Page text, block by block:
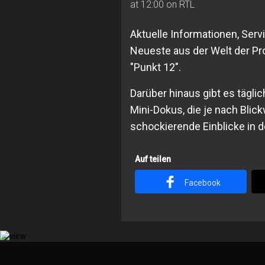
at 12:00 on RTL
Aktuelle Informationen,
Neueste aus der Welt der
"Punkt 12".
Darüber hinaus gibt es
Mini-Dokus, die je nach
schockierende Einblicke in
Auf teilen
Facebook